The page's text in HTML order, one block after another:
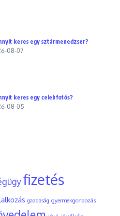
keres egy sztármenedzser?
08-07
keres egy celebfotós?
08-05
fizetés
gazdaság gyermekgondozás